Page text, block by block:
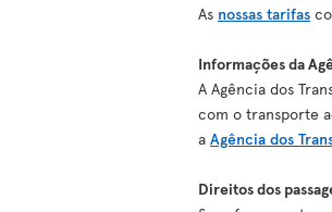
As nossas tarifas
Informações da
A Agência dos
com o transporte
a Agência dos
Direitos dos